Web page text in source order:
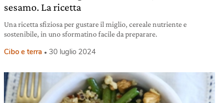
sesamo. La ricetta
Una ricetta sfiziosa per gustare il miglio, cereale nutriente e
sostenibile, in uno sformatino facile da preparare.
Cibo e terra 30 luglio 2024